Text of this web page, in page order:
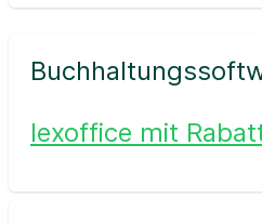
lexoffice mit